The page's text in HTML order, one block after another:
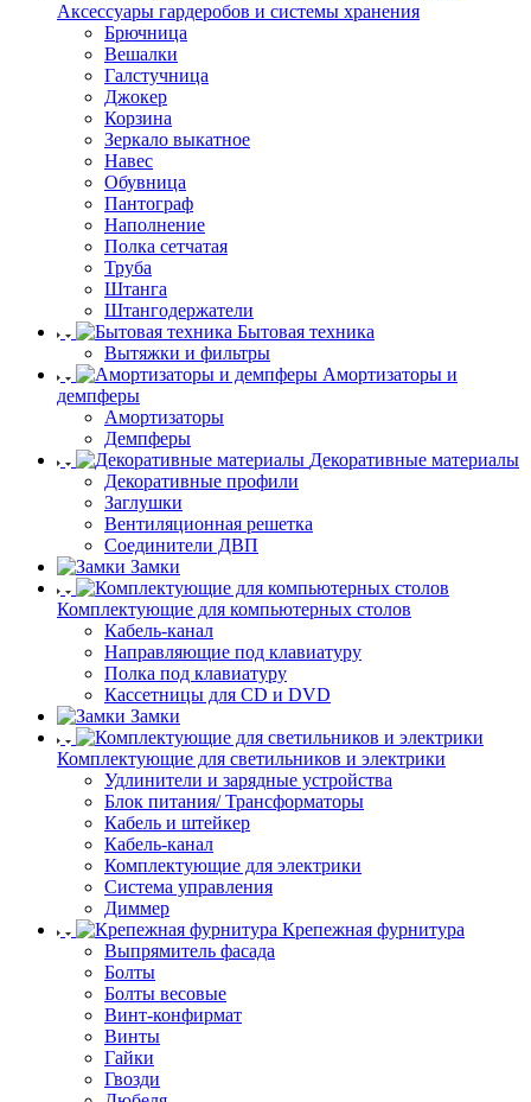
Аксессуары гардеробов и системы хранения
Брючница
Вешалки
Галстучница
Джокер
Корзина
Зеркало выкатное
Навес
Обувница
Пантограф
Наполнение
Полка сетчатая
Труба
Штанга
Штангодержатели
Бытовая техника
Вытяжки и фильтры
Амортизаторы и
демпферы
Амортизаторы
Демпферы
Декоративные материалы
Декоративные профили
Заглушки
Вентиляционная решетка
Соединители ДВП
Замки
Комплектующие для компьютерных столов
Кабель-канал
Направляющие под клавиатуру
Полка под клавиатуру
Кассетницы для CD и DVD
Замки
Комплектующие для светильников и электрики
Удлинители и зарядные устройства
Блок питания/ Трансформаторы
Кабель и штейкер
Кабель-канал
Комплектующие для электрики
Система управления
Диммер
Крепежная фурнитура
Выпрямитель фасада
Болты
Болты весовые
Винт-конфирмат
Винты
Гайки
Гвозди